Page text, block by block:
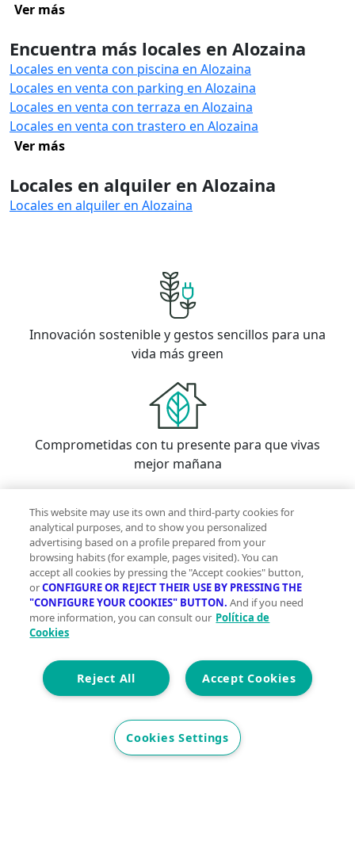
Ver más
Encuentra más locales en Alozaina
Locales en venta con piscina en Alozaina
Locales en venta con parking en Alozaina
Locales en venta con terraza en Alozaina
Locales en venta con trastero en Alozaina
Ver más
Locales en alquiler en Alozaina
Locales en alquiler en Alozaina
Innovación sostenible y gestos sencillos para una
vida más green
Comprometidas con tu presente para que vivas
mejor mañana
Con la garantía de contar con profesionales
verificados
Descubre vivegreen.com
InmueblesInformación Green InmobiliariasQuienes
somos
Servicios Green Te ayudamosFinanciación
This website may use its own and third-party cookies for
analytical purposes, and to show you personalized
advertising based on a profile prepared from your
browsing habits (for example, pages visited). You can
accept all cookies by pressing the "Accept cookies" button,
orCONFIGURE OR REJECT THEIR USE BY PRESSING THE
"CONFIGURE YOUR COOKIES" BUTTON. And if you need
more information, you can consult our Política de
Cookies
Accept Cookies
Reject All
Cookies Settings